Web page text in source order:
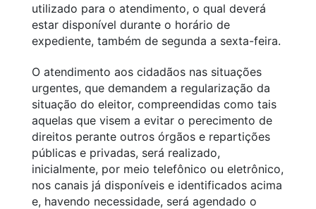
utilizado para o atendimento, o qual deverá
estar disponível durante o horário de
expediente, também de segunda a sexta-feira.
O atendimento aos cidadãos nas situações
urgentes, que demandem a regularização da
situação do eleitor, compreendidas como tais
aquelas que visem a evitar o perecimento de
direitos perante outros órgãos e repartições
públicas e privadas, será realizado,
inicialmente, por meio telefônico ou eletrônico,
nos canais já disponíveis e identificados acima
e, havendo necessidade, será agendado o